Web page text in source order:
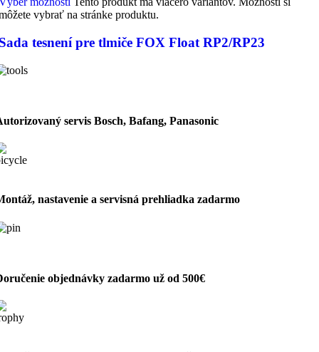
vybrať na stránke produktu.
tesnení pre tlmiče FOX Float RP2/RP23
servis Bosch, Bafang, Panasonic
nastavenie a servisná prehliadka zadarmo
objednávky zadarmo už od 500€